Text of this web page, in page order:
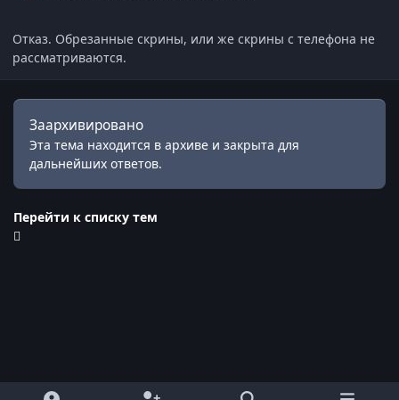
Отказ. Обрезанные скрины, или же скрины с телефона не
рассматриваются.
Заархивировано
Эта тема находится в архиве и закрыта для
дальнейших ответов.
Перейти к списку тем